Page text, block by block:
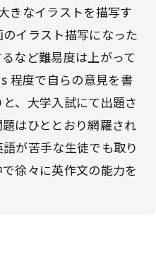
きなイラストを描写す
イラスト描写になった
など難易度は上がって
程度で自らの意見を書
、大学入試にて出題さ
はひととおり網羅され
が苦手な生徒でも取り
徐々に英作文の能力を